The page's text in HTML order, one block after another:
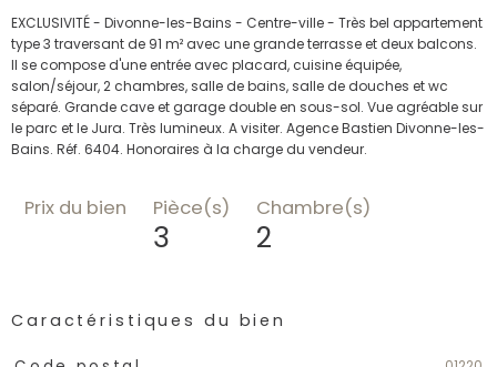
EXCLUSIVITÉ - Divonne-les-Bains - Centre-ville - Très bel appartement
type 3 traversant de 91 m² avec une grande terrasse et deux balcons.
Il se compose d'une entrée avec placard, cuisine équipée,
salon/séjour, 2 chambres, salle de bains, salle de douches et wc
séparé. Grande cave et garage double en sous-sol. Vue agréable sur
le parc et le Jura. Très lumineux. A visiter. Agence Bastien Divonne-les-
Prix du bien Pièce(s)
3
Chambre(s)
2
Caractéristiques du bien